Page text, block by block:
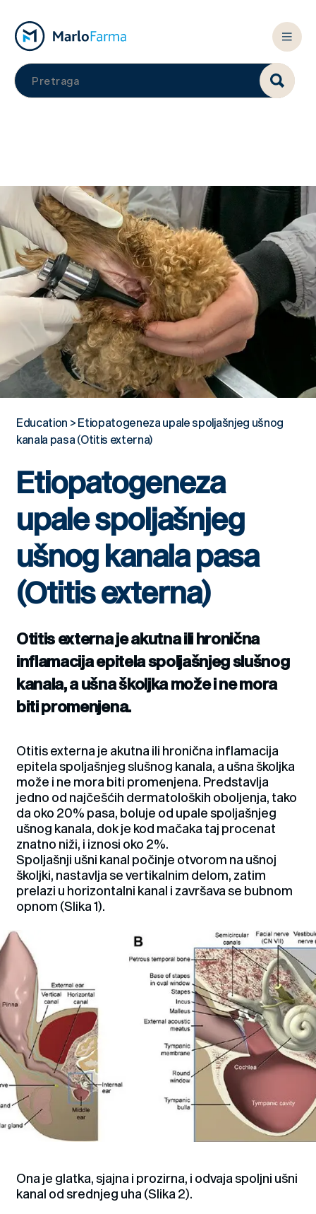
Education > Etiopatogeneza upale spoljašnjeg ušnog
kanala pasa (Otitis externa)
Etiopatogeneza
upale spoljašnjeg
ušnog kanala pasa
(Otitis externa)
Otitis externa je akutna ili hronična
inflamacija epitela spoljašnjeg slušnog
kanala, a ušna školjka može i ne mora
biti promenjena.
Otitis externa je akutna ili hronična inflamacija
epitela spoljašnjeg slušnog kanala, a ušna školjka
može i ne mora biti promenjena. Predstavlja
jedno od najčešćih dermatoloških oboljenja, tako
da oko 20% pasa, boluje od upale spoljašnjeg
ušnog kanala, dok je kod mačaka taj procenat
znatno niži, i iznosi oko 2%.
Spoljašnji ušni kanal počinje otvorom na ušnoj
školjki, nastavlja se vertikalnim delom, zatim
prelazi u horizontalni kanal i završava se bubnom
opnom (Slika 1).
Ona je glatka, sjajna i prozirna, i odvaja spoljni ušni
kanal od srednjeg uha (Slika 2).